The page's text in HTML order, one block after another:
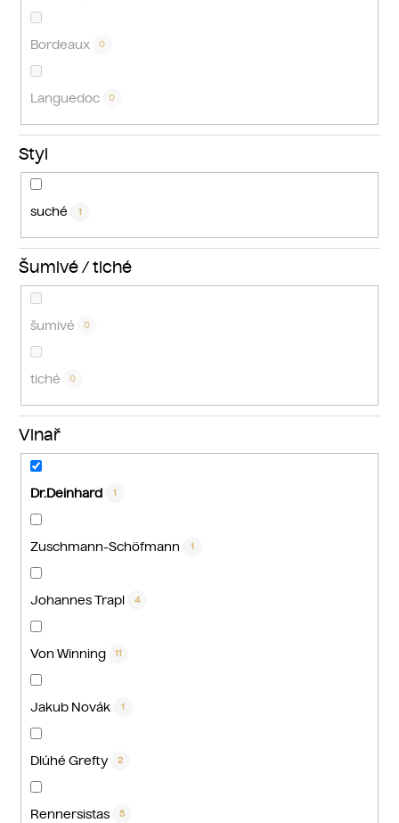
Bordeaux 0
Languedoc 0
Styl
suché 1
Šumivé / tiché
šumivé 0
tiché 0
Vinař
Dr.Deinhard 1
Zuschmann-Schöfmann 1
Johannes Trapl 4
Von Winning 11
Jakub Novák 1
Dlúhé Grefty 2
Rennersistas 5